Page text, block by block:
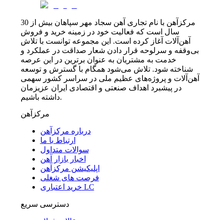
مرکزآهن با نام تجاری آهن سجاد مهر سپاهان بیش از 30
سال است که فعالیت خود در زمینه خرید و فروش
آهن‌آلات آغاز کرده است. این مجموعه توانست با تلاش
بی‌وقفه و سرلوحه قرار دادن شعار صداقت در عملکرد و
خدمت به مشتریان به عنوان برترین در این عرصه
شناخته شود. تلاش می‌شود همگام با گسترش و توسعه
آهن‌آلات و پروژه‌های عظیم ملی در سراسر کشور سهمی
در پیشبرد اهداف صنعتی و اقتصادی ایران عزیزمان
داشته باشیم.
مرکزآهن
درباره مرکزآهن
ارتباط با ما
سوالات متداول
اخبار بازار آهن
اپلیکیشن مرکزآهن
فرصت های شغلی
خرید اعتباری LC
دسترسی سریع